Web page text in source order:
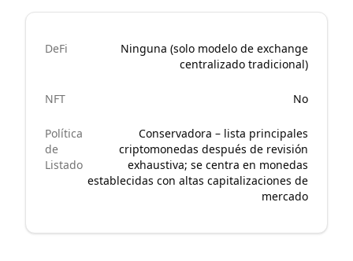
DeFi
Ninguna (solo modelo de exchange
centralizado tradicional)
NFT No
Política
de
Listado
Conservadora – lista principales
criptomonedas después de revisión
exhaustiva; se centra en monedas
establecidas con altas capitalizaciones de
mercado